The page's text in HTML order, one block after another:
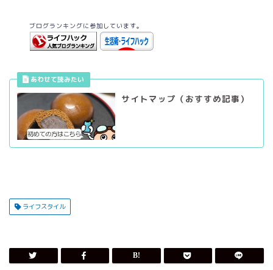
ブログランキングに参加しています。
サイトマップ（おすすめ記事）
ライフスタイル